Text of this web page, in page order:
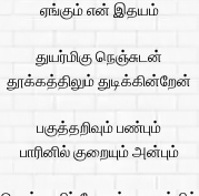
ஏங்கும் என் இதயம்
துயர்மிகு நெஞ்சுடன்
தூக்கத்திலும் துடிக்கின்றேன்
பகுத்தறிவும் பண்பும்
பாரினில் குறையும் அன்பும்